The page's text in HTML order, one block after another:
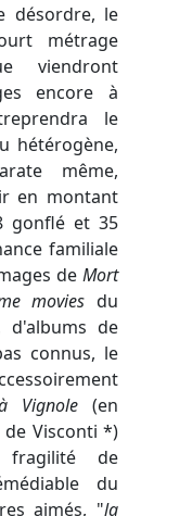
désordre, le
métrage
viendront
encore à
le
hétérogène,
même,
en montant
gonflé et 35
familiale
de Mort
movies du
d'albums de
connus, le
Vignole (en
Visconti *)
de
du
aimés, "la